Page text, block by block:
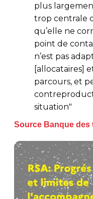
plus
trop centrale
qu’elle ne
point de
n’est pas
[allocataires]
parcours, et
situation"
Source Banque des